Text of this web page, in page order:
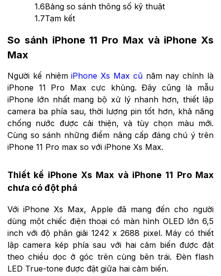
1.6Bảng so sánh thông số kỹ thuật
1.7Tạm kết
So sánh iPhone 11 Pro Max và iPhone Xs
Max
Người kế nhiệmiPhone Xs Max cũnăm nay chính là
iPhone 11 Pro Max cực khủng. Đây cũng là mẫu
iPhone lớn nhất mang bộ xử lý nhanh hơn, thiết lập
camera ba phía sau, thời lượng pin tốt hơn, khả năng
chống nước được cải thiện, và tùy chọn màu mới.
Cùng so sánh những điểm nâng cấp đáng chú ý trên
iPhone 11 Pro max so với iPhone Xs Max.
Thiết kế iPhone Xs Max và iPhone 11 Pro Max
chưa có đột phá
Với iPhone Xs Max, Apple đã mang đến cho người
dùng một chiếc điện thoại có màn hình OLED lớn 6,5
inch với độ phân giải 1242 x 2688 pixel. Máy có thiết
lập camera kép phía sau với hai cảm biến được đặt
theo chiều dọc ở góc trên cùng bên trái. Đèn flash
LED True-tone được đặt giữa hai cảm biến.